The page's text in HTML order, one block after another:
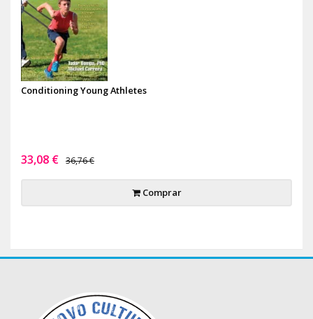
Conditioning Young Athletes
33,08 € 36,76 €
Comprar